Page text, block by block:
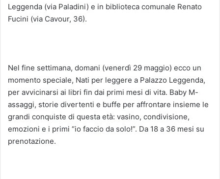
Leggenda (via Paladini) e in biblioteca comunale Renato
Fucini (via Cavour, 36).
Nel fine settimana, domani (venerdì 29 maggio) ecco un
momento speciale, Nati per leggere a Palazzo Leggenda,
per avvicinarsi ai libri fin dai primi mesi di vita. Baby M-
assaggi, storie divertenti e buffe per affrontare insieme le
grandi conquiste di questa età: vasino, condivisione,
emozioni e i primi “io faccio da solo!”. Da 18 a 36 mesi su
prenotazione.